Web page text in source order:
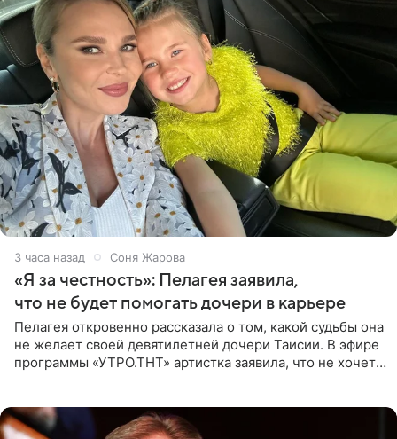
3 часа назад Соня Жарова
«Я за честность»: Пелагея заявила,
что не будет помогать дочери в карьере
Пелагея откровенно рассказала о том, какой судьбы она
не желает своей девятилетней дочери Таисии. В эфире
программы «УТРО.ТНТ» артистка заявила, что не хочет